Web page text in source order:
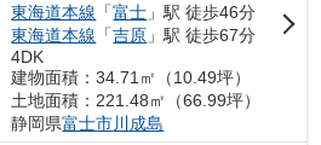
東海道本線 「富士 」駅 徒歩46分
東海道本線 「吉原 」駅 徒歩67分
4DK
建物面積：34.71㎡（10.49坪）
土地面積：221.48㎡（66.99坪）
静岡県富士市川成島